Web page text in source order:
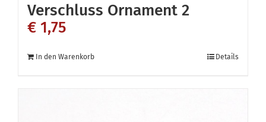
Verschluss Ornament 2
€ 1,75
In den Warenkorb Details